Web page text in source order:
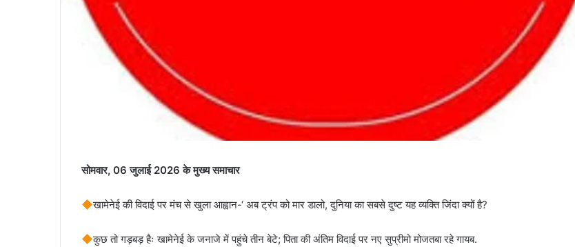
सोमवार, 06 जुलाई 2026 के मुख्य समाचार
खामेनेई की विदाई पर मंच से खुला आह्वान-‘ अब ट्रंप को मार डालो, दुनिया का सबसे दुष्ट यह व्यक्ति जिंदा क्यों है?
कुछ तो गड़बड़ हैः खामेनेई के जनाजे में पहुंचे तीन बेटे; पिता की अंतिम विदाई पर नए सुप्रीमो मोजतबा रहे गायब.